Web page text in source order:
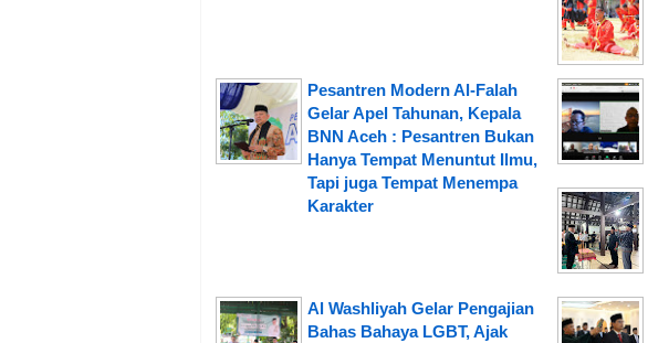
Pesantren Modern Al-Falah
Gelar Apel Tahunan, Kepala
BNN Aceh : Pesantren Bukan
Hanya Tempat Menuntut Ilmu,
Tapi juga Tempat Menempa
Karakter
Al Washliyah Gelar Pengajian
Bahas Bahaya LGBT, Ajak